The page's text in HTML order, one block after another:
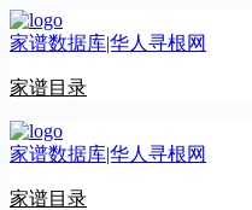
跳
至
容
家谱数据库|华人寻根网
家谱目录
家谱数据库|华人寻根网
家谱目录